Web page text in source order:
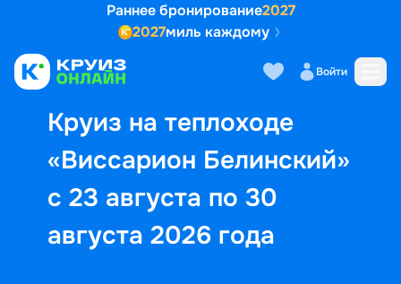
Раннее бронирование2027
2027миль каждому
Войти
Круиз на теплоходе
«Виссарион Белинский»
с 23 августа по 30
августа 2026 года
Выбор кают Маршрут и